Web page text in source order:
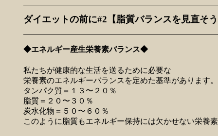
ダイエットの前に#2【脂質バランスを見直そう
◆エネルギー産生栄養素バランス◆
私たちが健康的な生活を送るために必要な
栄養素のエネルギーバランスを定めた基準があります。
タンパク質＝１３〜２０％
脂質＝２０〜３０％
炭水化物＝５０〜６０％
このように脂質もエネルギー保持には欠かせない栄養素